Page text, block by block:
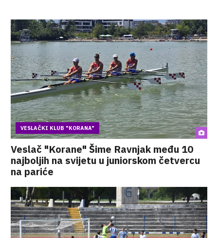
VESLAČKI KLUB "KORANA"
Veslač "Korane" Šime Ravnjak među 10
najboljih na svijetu u juniorskom četvercu
na pariće